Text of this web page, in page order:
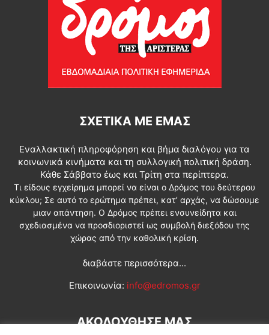
ΣΧΕΤΙΚΆ ΜΕ ΕΜΆΣ
Εναλλακτική πληροφόρηση και βήμα διαλόγου για τα
κοινωνικά κινήματα και τη συλλογική πολιτική δράση.
Κάθε Σάββατο έως και Τρίτη στα περίπτερα.
Τι είδους εγχείρημα μπορεί να είναι ο Δρόμος του δεύτερου
κύκλου; Σε αυτό το ερώτημα πρέπει, κατ’ αρχάς, να δώσουμε
μιαν απάντηση. Ο Δρόμος πρέπει ενσυνείδητα και
σχεδιασμένα να προσδιοριστεί ως συμβολή διεξόδου της
χώρας από την καθολική κρίση.
διαβάστε περισσότερα...
Επικοινωνία: info@edromos.gr
ΑΚΟΛΟΥΘΗΣΕ ΜΑΣ